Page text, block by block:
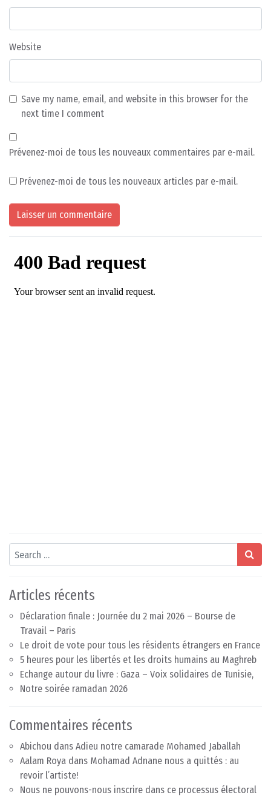
Website
Save my name, email, and website in this browser for the
next time I comment
Prévenez-moi de tous les nouveaux commentaires par e-mail.
Prévenez-moi de tous les nouveaux articles par e-mail.
Search
Articles récents
Déclaration finale : Journée du 2 mai 2026 – Bourse de
Travail – Paris
Le droit de vote pour tous les résidents étrangers en France
5 heures pour les libertés et les droits humains au Maghreb
Echange autour du livre : Gaza – Voix solidaires de Tunisie,
Notre soirée ramadan 2026
Commentaires récents
Abichou dans Adieu notre camarade Mohamed Jaballah
Aalam Roya dans Mohamad Adnane nous a quittés : au
revoir l’artiste!
Nous ne pouvons-nous inscrire dans ce processus électoral